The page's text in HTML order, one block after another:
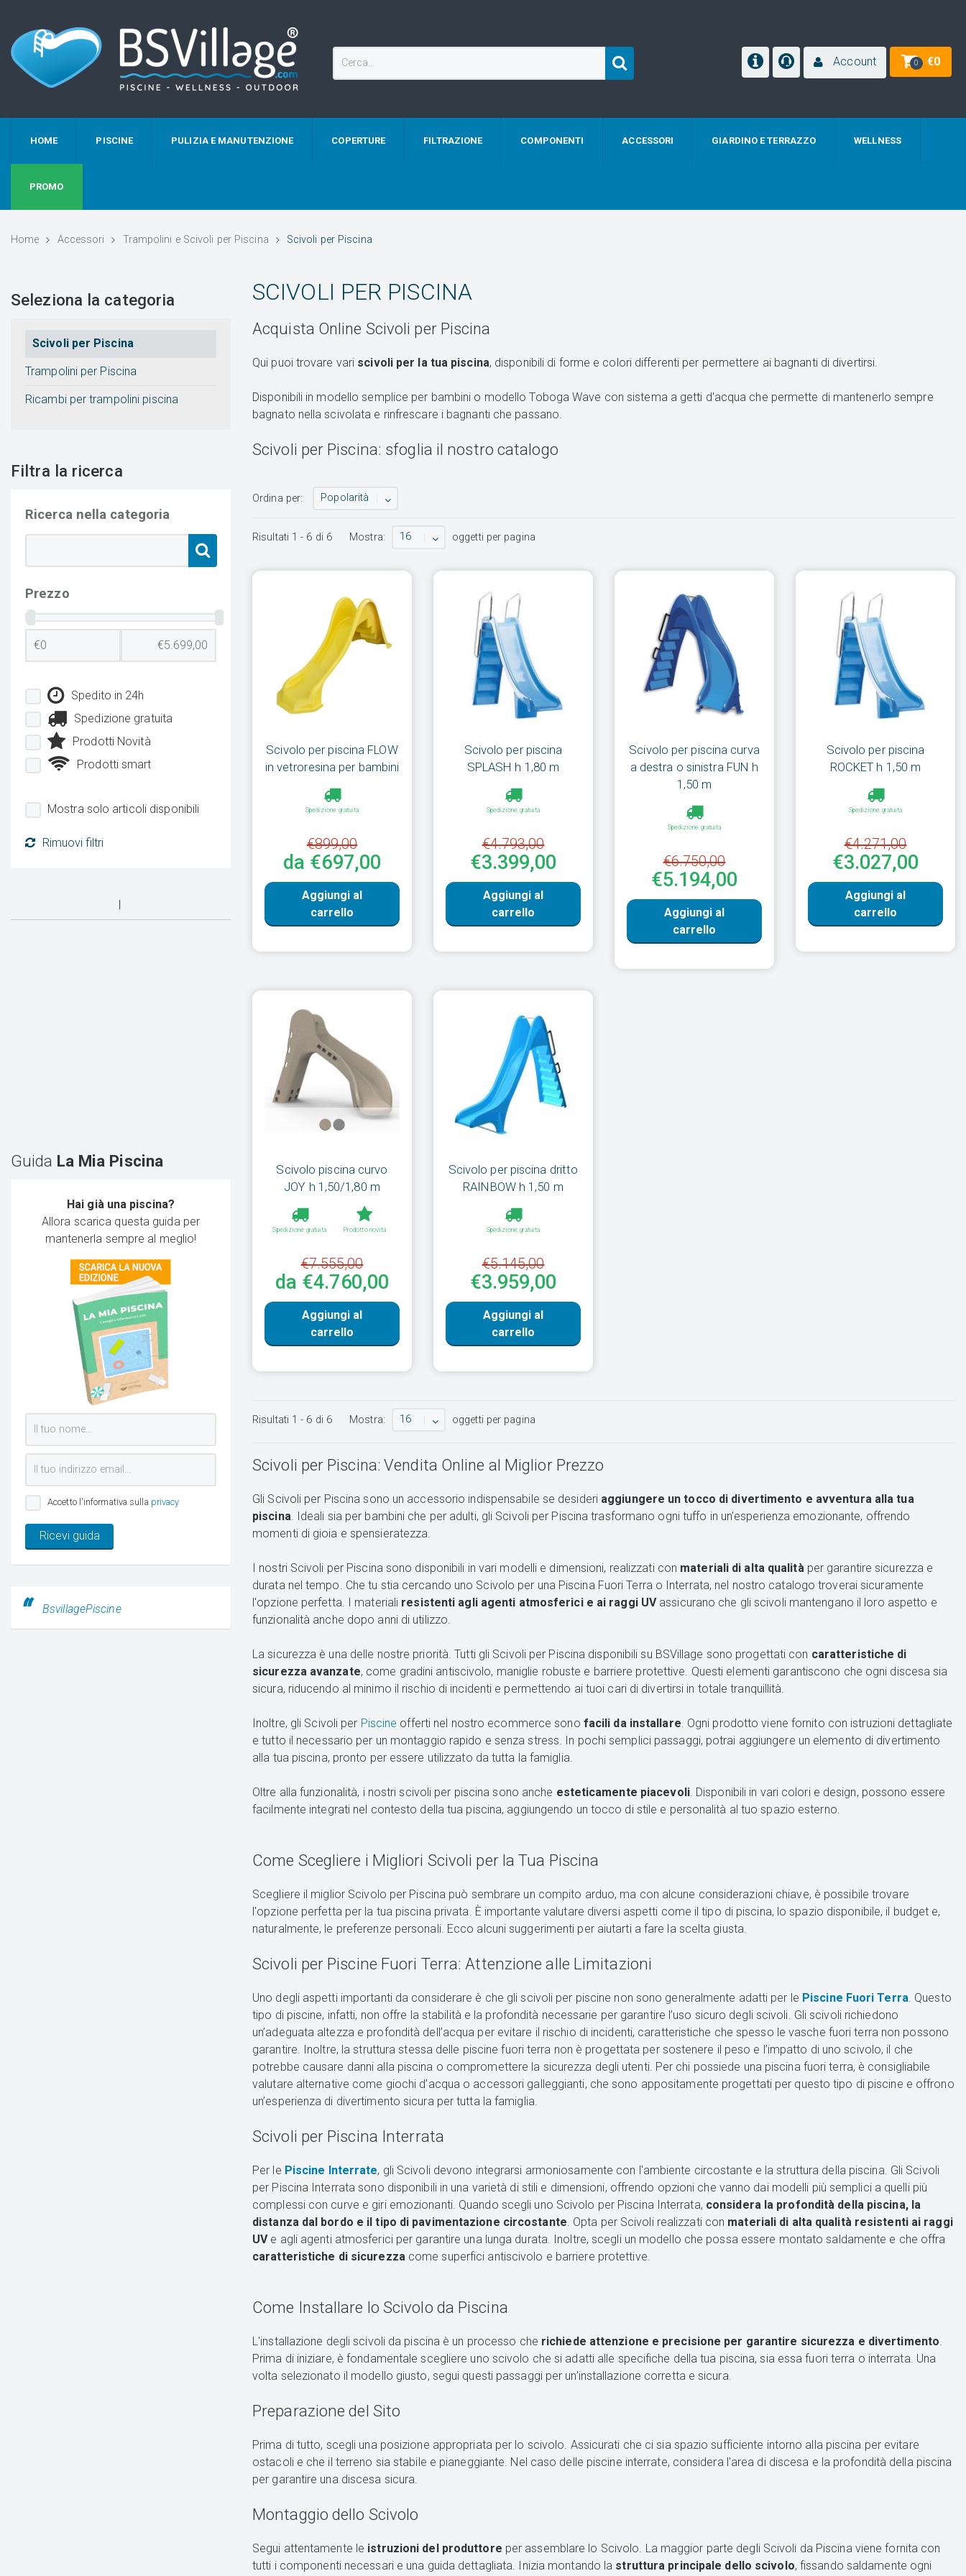
Account 0 €0
HOME PISCINE PULIZIA E MANUTENZIONE COPERTURE FILTRAZIONE COMPONENTI ACCESSORI GIARDINO E TERRAZZO WELLNESS
PROMO
Home Accessori Trampolini e Scivoli per Piscina Scivoli per Piscina
SCIVOLI PER PISCINA
Acquista Online Scivoli per Piscina
Qui puoi trovare vari scivoli per la tua piscina, disponibili di forme e colori differenti per permettere ai bagnanti di divertirsi.
Disponibili in modello semplice per bambini o modello Toboga Wave con sistema a getti d'acqua che permette di mantenerlo sempre
bagnato nella scivolata e rinfrescare i bagnanti che passano.
Scivoli per Piscina: sfoglia il nostro catalogo
Ordina per: Popolarità
Risultati 1 - 6 di 6 Mostra: 16 oggetti per pagina
Scivolo per piscina FLOW
in vetroresina per bambini
Spedizione gratuita
€899,00
da €697,00
Aggiungi al
carrello
Scivolo per piscina
SPLASH h 1,80 m
Spedizione gratuita
€4.793,00
€3.399,00
Aggiungi al
carrello
Scivolo per piscina curva
a destra o sinistra FUN h
1,50 m
Spedizione gratuita
€6.750,00
€5.194,00
Aggiungi al
carrello
Scivolo per piscina
ROCKET h 1,50 m
Spedizione gratuita
€4.271,00
€3.027,00
Aggiungi al
carrello
Scivolo piscina curvo
JOY h 1,50/1,80 m
Spedizione gratuita Prodotto novità
€7.555,00
da €4.760,00
Aggiungi al
carrello
Scivolo per piscina dritto
RAINBOW h 1,50 m
Spedizione gratuita
€5.145,00
€3.959,00
Aggiungi al
carrello
Risultati 1 - 6 di 6 Mostra: 16 oggetti per pagina
Scivoli per Piscina: Vendita Online al Miglior Prezzo
Gli Scivoli per Piscina sono un accessorio indispensabile se desideri aggiungere un tocco di divertimento e avventura alla tua
piscina. Ideali sia per bambini che per adulti, gli Scivoli per Piscina trasformano ogni tuffo in un'esperienza emozionante, offrendo
momenti di gioia e spensieratezza.
I nostri Scivoli per Piscina sono disponibili in vari modelli e dimensioni, realizzati con materiali di alta qualità per garantire sicurezza e
durata nel tempo. Che tu stia cercando uno Scivolo per una Piscina Fuori Terra o Interrata, nel nostro catalogo troverai sicuramente
l'opzione perfetta. I materiali resistenti agli agenti atmosferici e ai raggi UVassicurano che gli scivoli mantengano il loro aspetto e
funzionalità anche dopo anni di utilizzo.
La sicurezza è una delle nostre priorità. Tutti gli Scivoli per Piscina disponibili su BSVillage sono progettati con caratteristiche di
sicurezza avanzate, come gradini antiscivolo, maniglie robuste e barriere protettive. Questi elementi garantiscono che ogni discesa sia
sicura, riducendo al minimo il rischio di incidenti e permettendo ai tuoi cari di divertirsi in totale tranquillità.
Inoltre, gli Scivoli per Piscine offerti nel nostro ecommerce sono facili da installare. Ogni prodotto viene fornito con istruzioni dettagliate
e tutto il necessario per un montaggio rapido e senza stress. In pochi semplici passaggi, potrai aggiungere un elemento di divertimento
alla tua piscina, pronto per essere utilizzato da tutta la famiglia.
Oltre alla funzionalità, i nostri scivoli per piscina sono anche esteticamente piacevoli. Disponibili in vari colori e design, possono essere
facilmente integrati nel contesto della tua piscina, aggiungendo un tocco di stile e personalità al tuo spazio esterno.
Come Scegliere i Migliori Scivoli per la Tua Piscina
Scegliere il miglior Scivolo per Piscina può sembrare un compito arduo, ma con alcune considerazioni chiave, è possibile trovare
l'opzione perfetta per la tua piscina privata. È importante valutare diversi aspetti come il tipo di piscina, lo spazio disponibile, il budget e,
naturalmente, le preferenze personali. Ecco alcuni suggerimenti per aiutarti a fare la scelta giusta.
Scivoli per Piscine Fuori Terra: Attenzione alle Limitazioni
Uno degli aspetti importanti da considerare è che gli scivoli per piscine non sono generalmente adatti per le Piscine Fuori Terra. Questo
tipo di piscine, infatti, non offre la stabilità e la profondità necessarie per garantire l’uso sicuro degli scivoli. Gli scivoli richiedono
un’adeguata altezza e profondità dell’acqua per evitare il rischio di incidenti, caratteristiche che spesso le vasche fuori terra non possono
garantire. Inoltre, la struttura stessa delle piscine fuori terra non è progettata per sostenere il peso e l’impatto di uno scivolo, il che
potrebbe causare danni alla piscina o compromettere la sicurezza degli utenti. Per chi possiede una piscina fuori terra, è consigliabile
valutare alternative come giochi d’acqua o accessori galleggianti, che sono appositamente progettati per questo tipo di piscine e offrono
un’esperienza di divertimento sicura per tutta la famiglia.
Scivoli per Piscina Interrata
Per le Piscine Interrate, gli Scivoli devono integrarsi armoniosamente con l'ambiente circostante e la struttura della piscina. Gli Scivoli
per Piscina Interrata sono disponibili in una varietà di stili e dimensioni, offrendo opzioni che vanno dai modelli più semplici a quelli più
complessi con curve e giri emozionanti. Quando scegli uno Scivolo per Piscina Interrata, considera la profondità della piscina, la
distanza dal bordo e il tipo di pavimentazione circostante. Opta per Scivoli realizzati con materiali di alta qualità resistenti ai raggi
UVe agli agenti atmosferici per garantire una lunga durata. Inoltre, scegli un modello che possa essere montato saldamente e che offra
caratteristiche di sicurezzacome superfici antiscivolo e barriere protettive.
Come Installare lo Scivolo da Piscina
L'installazione degli scivoli da piscina è un processo che richiede attenzione e precisione per garantire sicurezza e divertimento.
Prima di iniziare, è fondamentale scegliere uno scivolo che si adatti alle specifiche della tua piscina, sia essa fuori terra o interrata. Una
volta selezionato il modello giusto, segui questi passaggi per un'installazione corretta e sicura.
Preparazione del Sito
Prima di tutto, scegli una posizione appropriata per lo scivolo. Assicurati che ci sia spazio sufficiente intorno alla piscina per evitare
ostacoli e che il terreno sia stabile e pianeggiante. Nel caso delle piscine interrate, considera l'area di discesa e la profondità della piscina
per garantire una discesa sicura.
Montaggio dello Scivolo
Segui attentamente le istruzioni del produttore per assemblare lo Scivolo. La maggior parte degli Scivoli da Piscina viene fornita con
tutti i componenti necessari e una guida dettagliata. Inizia montando la struttura principale dello scivolo, fissando saldamente ogni
Seleziona la categoria
Scivoli per Piscina
Trampolini per Piscina
Ricambi per trampolini piscina
Filtra la ricerca
Ricerca nella categoria
Prezzo
Spedito in 24h
Spedizione gratuita
Prodotti Novità
Prodotti smart
Mostra solo articoli disponibili
Rimuovi filtri
Guida La Mia Piscina
Hai già una piscina?
Allora scarica questa guida per
mantenerla sempre al meglio!
Accetto l'informativa sulla privacy
Ricevi guida
BsvillagePiscine